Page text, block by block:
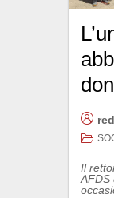
Il
AFDS